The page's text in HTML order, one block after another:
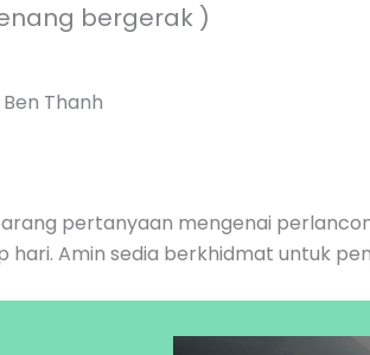
bergerak )
Thanh
pertanyaan mengenai
Amin sedia berkhidmat untuk